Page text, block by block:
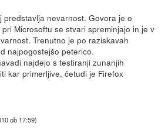
predstavlja nevarnost. Govora je o
Microsoftu se stvari spreminjajo in je v
Trenutno je po raziskavah
najpogostejšo peterico.
najdejo s testiranji zunanjih
kar primerljive, četudi je Firefox
ob 17:59)